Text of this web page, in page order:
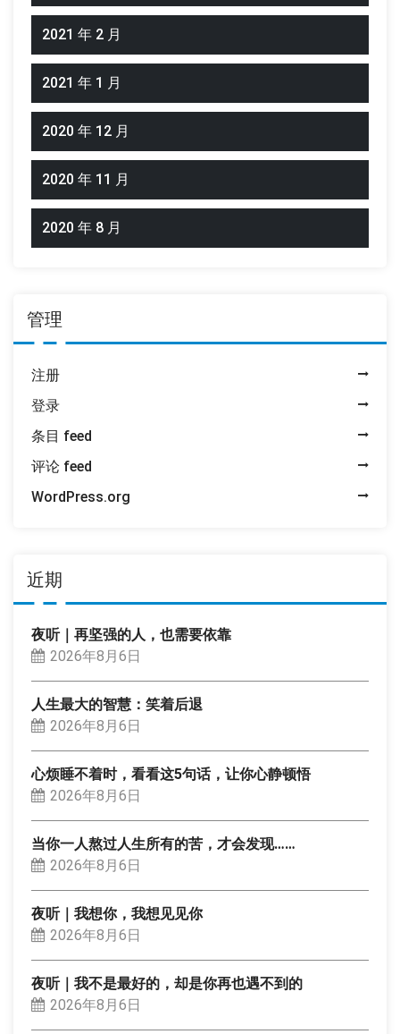
2021 年 2 月
2021 年 1 月
2020 年 12 月
2020 年 11 月
2020 年 8 月
管理
注册
登录
条目 feed
评论 feed
WordPress.org
近期
夜听｜再坚强的人，也需要依靠
2026年8月6日
人生最大的智慧：笑着后退
2026年8月6日
心烦睡不着时，看看这5句话，让你心静顿悟
2026年8月6日
当你一人熬过人生所有的苦，才会发现……
2026年8月6日
夜听｜我想你，我想见见你
2026年8月6日
夜听｜我不是最好的，却是你再也遇不到的
2026年8月6日